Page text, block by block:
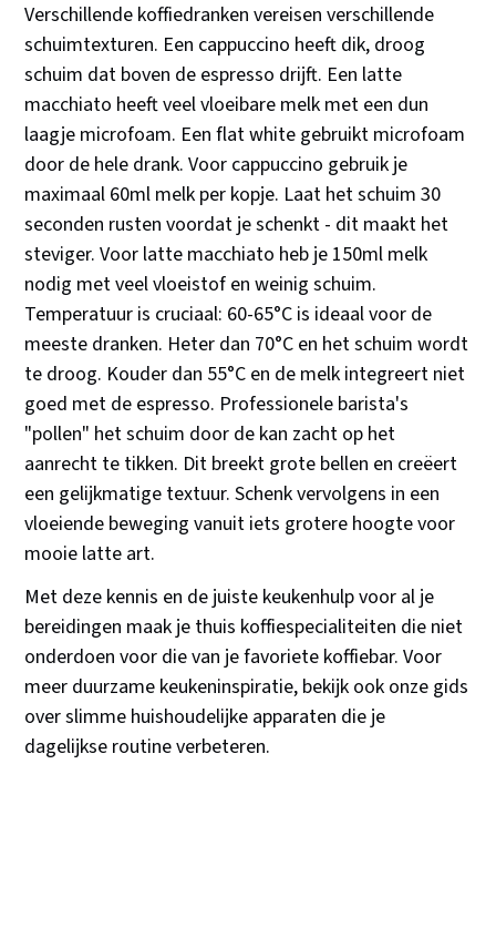
Verschillende koffiedranken vereisen verschillende
schuimtexturen. Een cappuccino heeft dik, droog
schuim dat boven de espresso drijft. Een latte
macchiato heeft veel vloeibare melk met een dun
laagje microfoam. Een flat white gebruikt microfoam
door de hele drank. Voor cappuccino gebruik je
maximaal 60ml melk per kopje. Laat het schuim 30
seconden rusten voordat je schenkt - dit maakt het
steviger. Voor latte macchiato heb je 150ml melk
nodig met veel vloeistof en weinig schuim.
Temperatuur is cruciaal: 60-65°C is ideaal voor de
meeste dranken. Heter dan 70°C en het schuim wordt
te droog. Kouder dan 55°C en de melk integreert niet
goed met de espresso. Professionele barista's
"pollen" het schuim door de kan zacht op het
aanrecht te tikken. Dit breekt grote bellen en creëert
een gelijkmatige textuur. Schenk vervolgens in een
vloeiende beweging vanuit iets grotere hoogte voor
mooie latte art.
Met deze kennis en de juiste keukenhulp voor al je
bereidingen maak je thuis koffiespecialiteiten die niet
onderdoen voor die van je favoriete koffiebar. Voor
meer duurzame keukeninspiratie, bekijk ook onze gids
over slimme huishoudelijke apparaten die je
dagelijkse routine verbeteren.